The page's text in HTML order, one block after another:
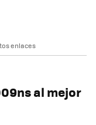
enlaces
al mejor